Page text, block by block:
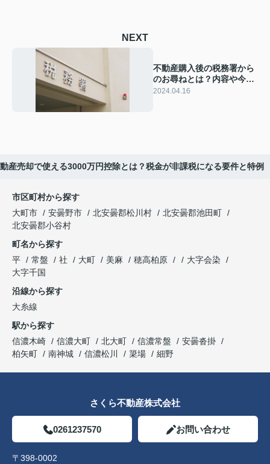
NEXT
不動産購入後の税務署から
のお尋ねとは？内容や今後
どうするべきかを解説
2024.04.16
産売却で使える3000万円控除とは？税金が非課税になる要件と特例
市区町村から探す
大町市
安曇野市 北安曇郡松川村
北安曇郡池田町
北安曇郡小谷村
町名から探す
平
常盤 社 大町 美麻 穂高柏原
大字会染
大字千国
沿線から探す
大糸線
駅から探す
信濃木崎
信濃大町 北大町 信濃常盤
安曇沓掛
柏矢町
南神城 信濃松川 簗場 細野
さくら不動産株式会社
0261237570 お問い合わせ
〒398-0002